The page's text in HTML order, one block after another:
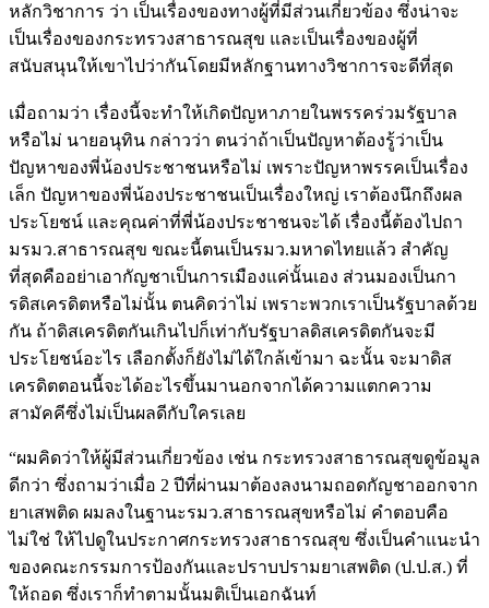
หลักวิชาการ ว่า เป็นเรื่องของทางผู้ที่มีส่วนเกี่ยวข้อง ซึ่งน่าจะ
เป็นเรื่องของกระทรวงสาธารณสุข และเป็นเรื่องของผู้ที่
สนับสนุนให้เขาไปว่ากันโดยมีหลักฐานทางวิชาการจะดีที่สุด
เมื่อถามว่า เรื่องนี้จะทำให้เกิดปัญหาภายในพรรคร่วมรัฐบาล
หรือไม่ นายอนุทิน กล่าวว่า ตนว่าถ้าเป็นปัญหาต้องรู้ว่าเป็น
ปัญหาของพี่น้องประชาชนหรือไม่ เพราะปัญหาพรรคเป็นเรื่อง
เล็ก ปัญหาของพี่น้องประชาชนเป็นเรื่องใหญ่ เราต้องนึกถึงผล
ประโยชน์ และคุณค่าที่พี่น้องประชาชนจะได้ เรื่องนี้ต้องไปถา
มรมว.สาธารณสุข ขณะนี้ตนเป็นรมว.มหาดไทยแล้ว สำคัญ
ที่สุดคืออย่าเอากัญชาเป็นการเมืองแค่นั้นเอง ส่วนมองเป็นกา
รดิสเครดิตหรือไม่นั้น ตนคิดว่าไม่ เพราะพวกเราเป็นรัฐบาลด้วย
กัน ถ้าดิสเครดิตกันเกินไปก็เท่ากับรัฐบาลดิสเครดิตกันจะมี
ประโยชน์อะไร เลือกตั้งก็ยังไม่ได้ใกล้เข้ามา ฉะนั้น จะมาดิส
เครดิตตอนนี้จะได้อะไรขึ้นมานอกจากได้ความแตกความ
สามัคคีซึ่งไม่เป็นผลดีกับใครเลย
“ผมคิดว่าให้ผู้มีส่วนเกี่ยวข้อง เช่น กระทรวงสาธารณสุขดูข้อมูล
ดีกว่า ซึ่งถามว่าเมื่อ 2 ปีที่ผ่านมาต้องลงนามถอดกัญชาออกจาก
ยาเสพติด ผมลงในฐานะรมว.สาธารณสุขหรือไม่ คำตอบคือ
ไม่ใช่ ให้ไปดูในประกาศกระทรวงสาธารณสุข ซึ่งเป็นคำแนะนำ
ของคณะกรรมการป้องกันและปราบปรามยาเสพติด (ป.ป.ส.) ที่
ให้ถอด ซึ่งเราก็ทำตามนั้นมติเป็นเอกฉันท์